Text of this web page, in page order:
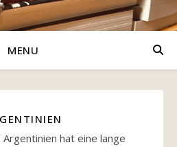
MENU
hat eine lange